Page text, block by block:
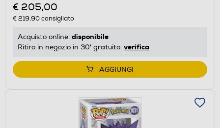
€ 205,00
€ 219,90consigliato
Acquisto online: disponibile
Ritiro in negozio in 30' gratuito: verifica
AGGIUNGI